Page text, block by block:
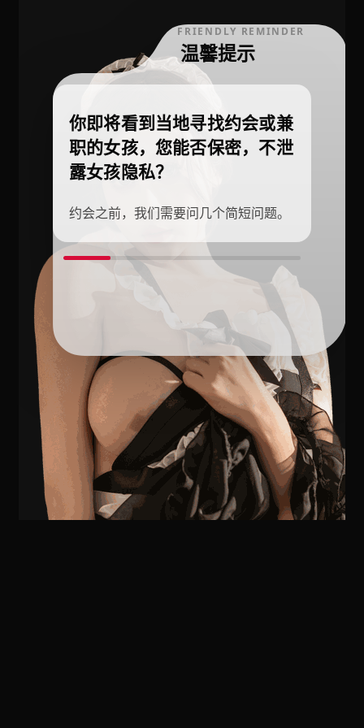
FRIENDLY REMINDER
温馨提示
你即将看到当地寻找约会或兼
职的女孩，您能否保密，不泄
露女孩隐私？
约会之前，我们需要问几个简短问题。